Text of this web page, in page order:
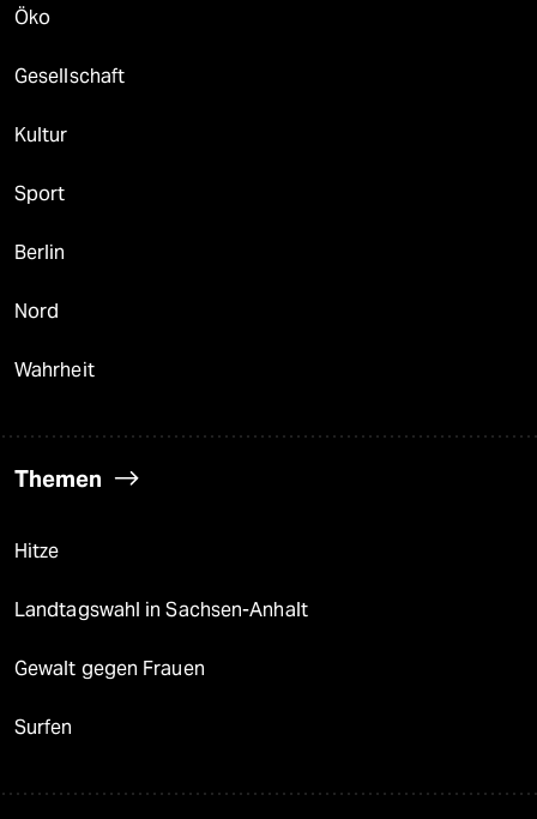
Öko
Gesellschaft
Kultur
Sport
Berlin
Nord
Wahrheit
Themen
Hitze
Landtagswahl in Sachsen-Anhalt
Gewalt gegen Frauen
Surfen